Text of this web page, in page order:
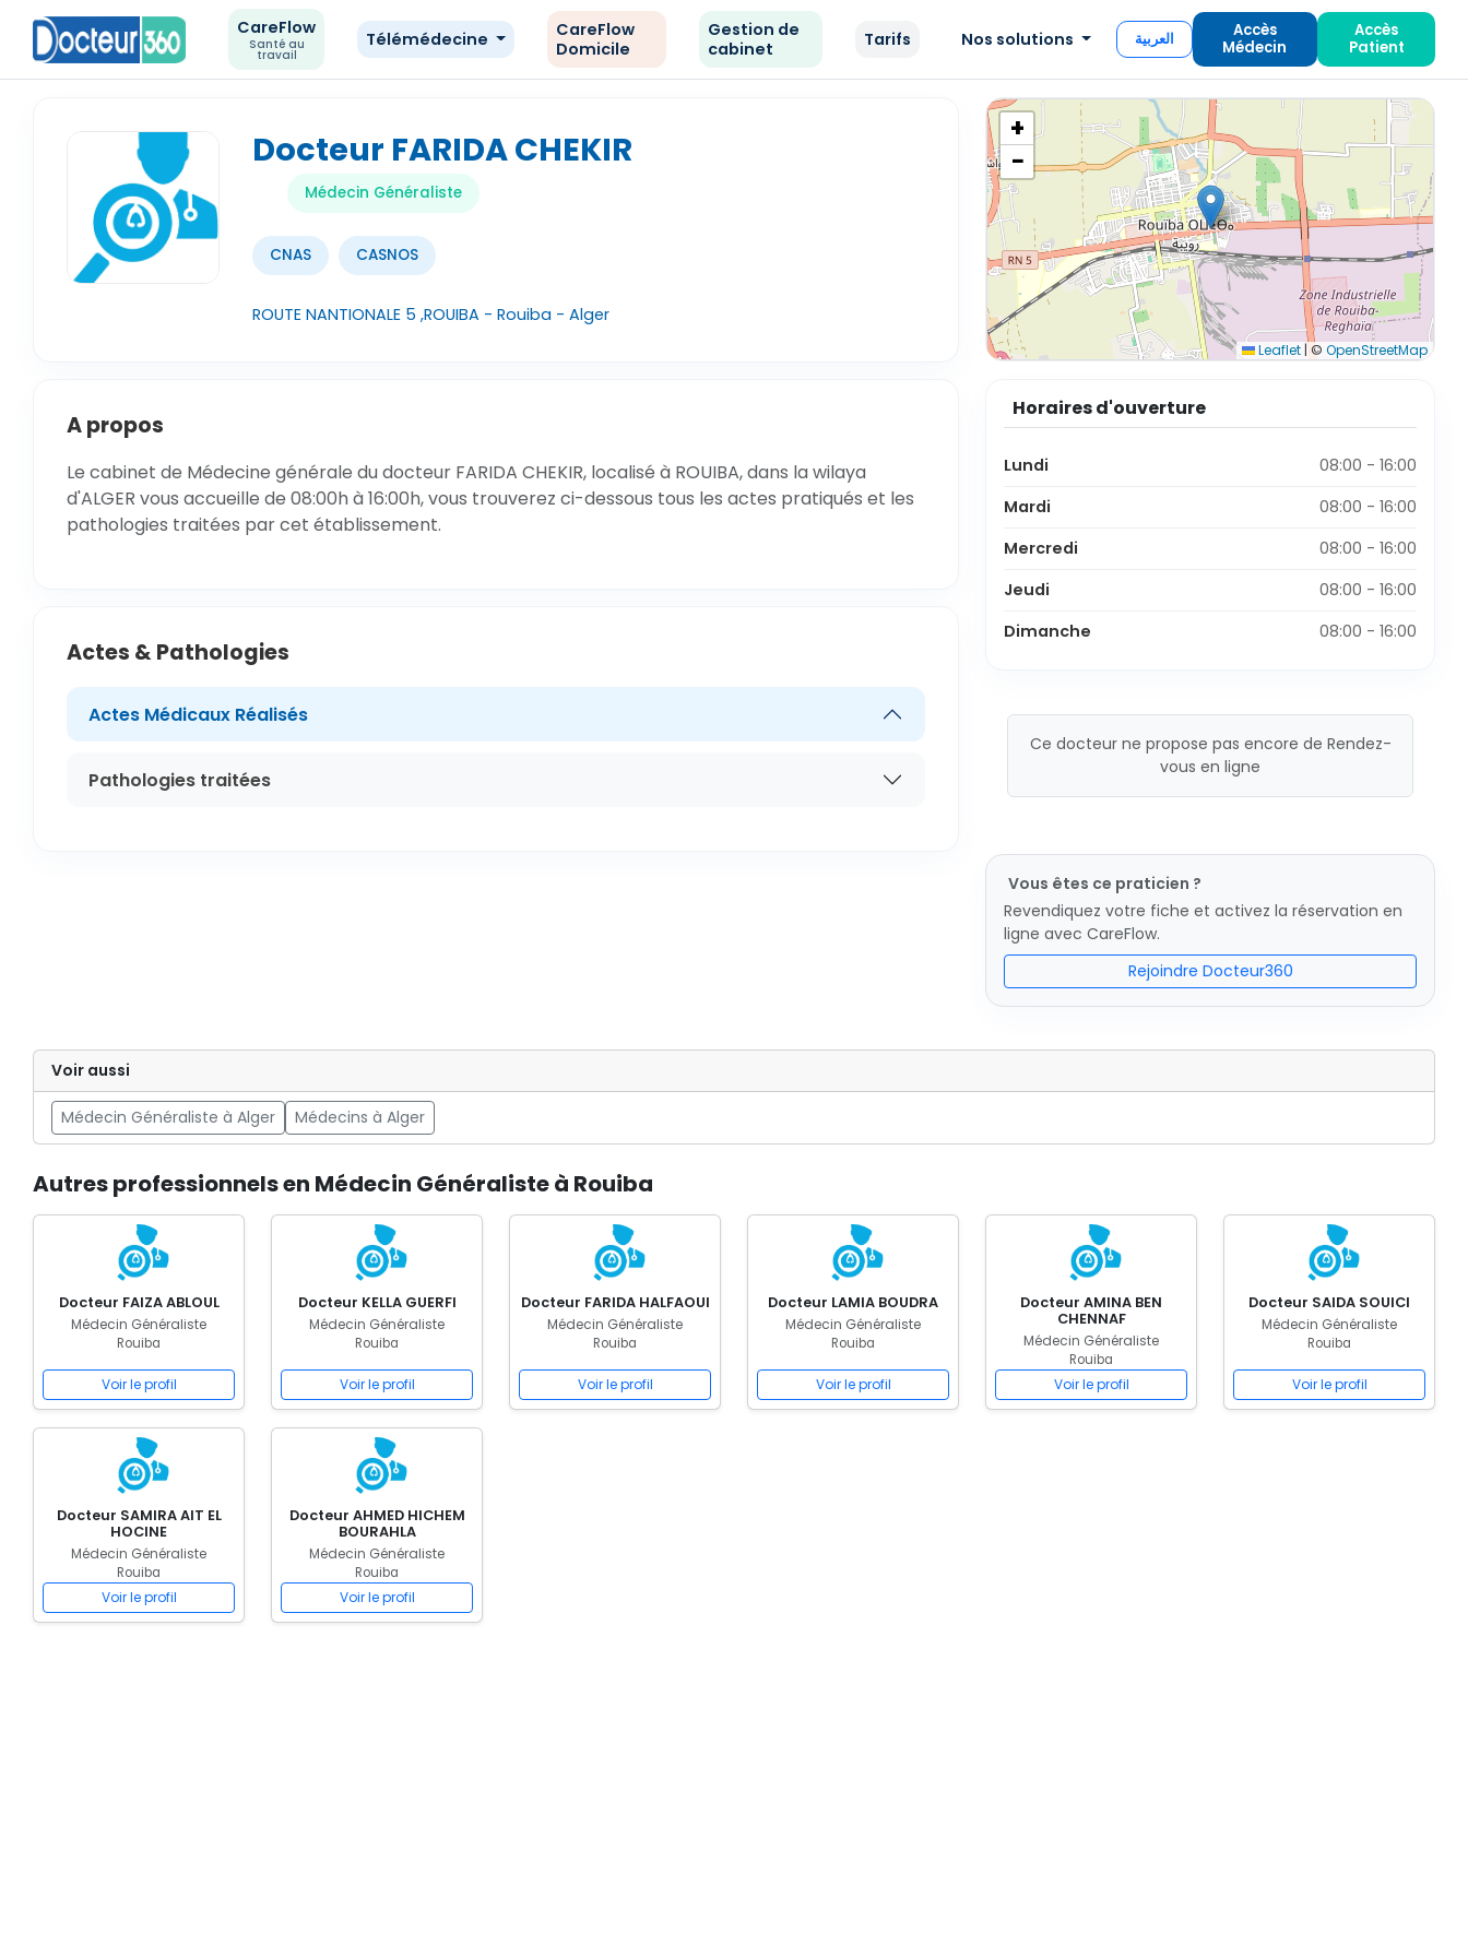
CareFlow
Santé au
travail
Télémédecine
CareFlow
Domicile
Gestion de
cabinet
Tarifs Nos solutions العربية
Accès
Médecin
Accès
Patient
Docteur FARIDA CHEKIR
Médecin Généraliste
CNAS CASNOS
ROUTE NANTIONALE 5 ,ROUIBA - Rouiba - Alger
+
−
Leaflet | © OpenStreetMap
A propos
Le cabinet de Médecine générale du docteur FARIDA CHEKIR, localisé à ROUIBA, dans la wilaya
d'ALGER vous accueille de 08:00h à 16:00h, vous trouverez ci-dessous tous les actes pratiqués et les
pathologies traitées par cet établissement.
Actes & Pathologies
Actes Médicaux Réalisés
Pathologies traitées
Horaires d'ouverture
Lundi
08:00 - 16:00
Mardi
08:00 - 16:00
Mercredi
08:00 - 16:00
Jeudi
08:00 - 16:00
Dimanche
08:00 - 16:00
Ce docteur ne propose pas encore de Rendez-
vous en ligne
Vous êtes ce praticien ?
Revendiquez votre fiche et activez la réservation en
ligne avec CareFlow.
Rejoindre Docteur360
Voir aussi
Médecin Généraliste à Alger Médecins à Alger
Autres professionnels en Médecin Généraliste à Rouiba
Docteur FAIZA ABLOUL
Médecin Généraliste
Rouiba
Voir le profil
Docteur KELLA GUERFI
Médecin Généraliste
Rouiba
Voir le profil
Docteur FARIDA HALFAOUI
Médecin Généraliste
Rouiba
Voir le profil
Docteur LAMIA BOUDRA
Médecin Généraliste
Rouiba
Voir le profil
Docteur AMINA BEN
CHENNAF
Médecin Généraliste
Rouiba
Voir le profil
Docteur SAIDA SOUICI
Médecin Généraliste
Rouiba
Voir le profil
Docteur SAMIRA AIT EL
HOCINE
Médecin Généraliste
Rouiba
Voir le profil
Docteur AHMED HICHEM
BOURAHLA
Médecin Généraliste
Rouiba
Voir le profil